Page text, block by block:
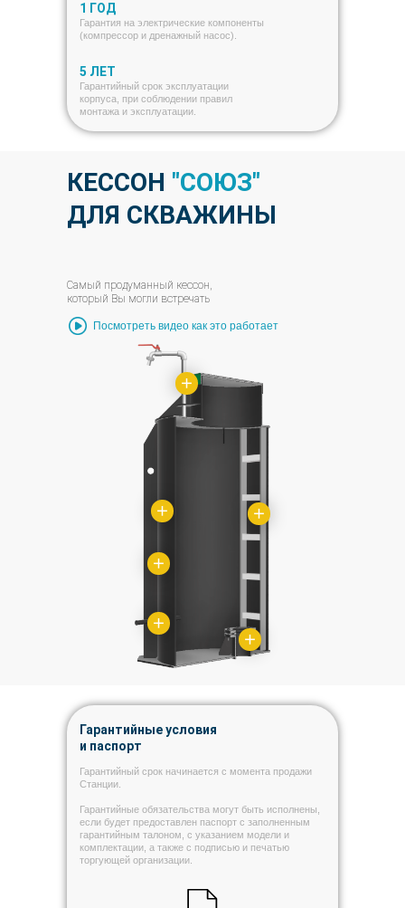
Гарантия на электрические компоненты
(компрессор и дренажный насос).
1 ГОД
Гарантийный срок эксплуатации
корпуса, при соблюдении правил
монтажа и эксплуатации.
5 ЛЕТ
КЕССОН "СОЮЗ"
ДЛЯ СКВАЖИНЫ
Самый продуманный кессон,
который Вы могли встречать
Посмотреть видео как это работает
Гарантийные условия
и паспорт
Гарантийный срок начинается с момента продажи
Станции.
Гарантийные обязательства могут быть исполнены,
если будет предоставлен паспорт с заполненным
гарантийным талоном, с указанием модели и
комплектации, а также с подписью и печатью
торгующей организации.